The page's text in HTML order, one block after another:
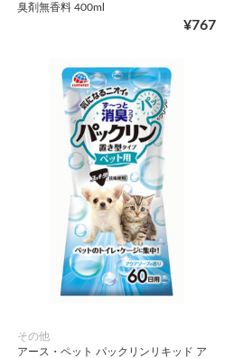
臭剤無香料 400ml
¥767
その他
アース・ペット パックリンリキッド ア